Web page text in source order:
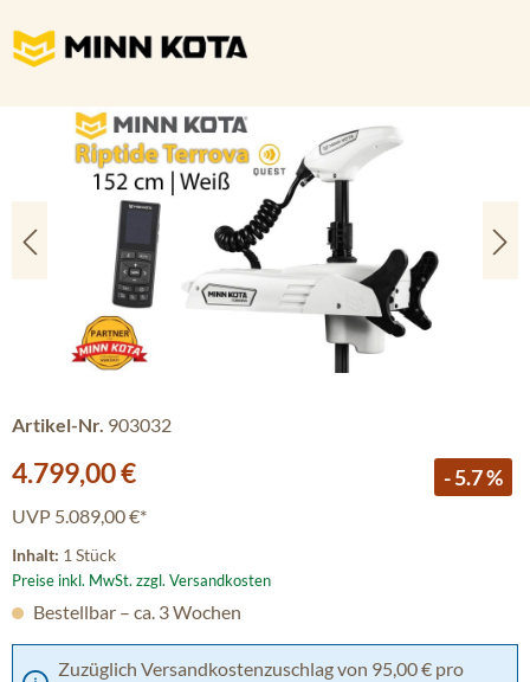
Bildergalerie überspringen
Artikel-Nr. 903032
Verkaufspreis:
4.799,00 € - 5.7 %
UVP 5.089,00 €*
Inhalt: 1 Stück
Preise inkl. MwSt. zzgl. Versandkosten
Zuzüglich Versandkostenzuschlag von 95,00 € pro
Bestellbar – ca. 3 Wochen